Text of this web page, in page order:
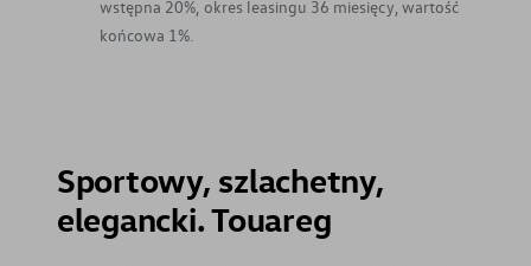
wstępna 20%, okres leasingu 36 miesięcy, wartość
końcowa 1%.
Sportowy, szlachetny,
elegancki. Touareg